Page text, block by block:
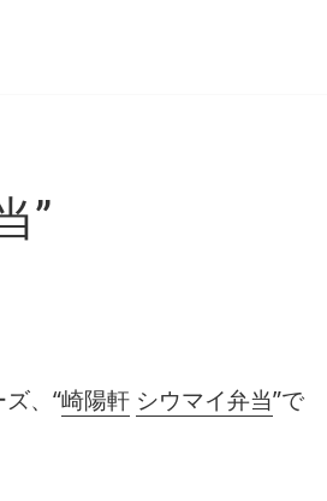
”
、“崎陽軒 シウマイ弁当”で